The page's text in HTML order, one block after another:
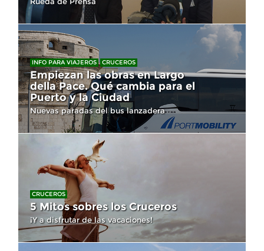
INFO PARA VIAJEROS CRUCEROS
Empiezan las obras en Largo
della Pace. Qué cambia para el
Puerto y la Ciudad
Nuevas paradas del bus lanzadera
CRUCEROS
5 Mitos sobres los Cruceros
¡Y a disfrutar de las vacaciones!